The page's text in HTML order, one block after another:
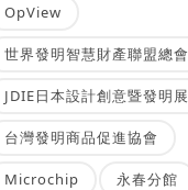
OpView
世界發明智慧財產聯盟總會
JDIE日本設計創意暨發明展
台灣發明商品促進協會
Microchip 永春分館